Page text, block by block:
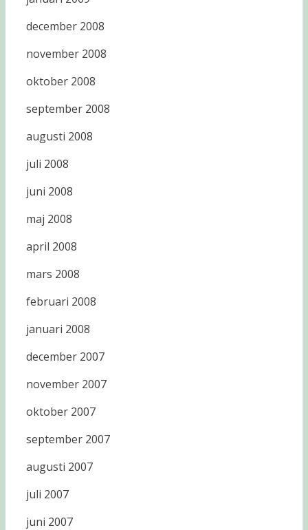
december 2008
november 2008
oktober 2008
september 2008
augusti 2008
juli 2008
juni 2008
maj 2008
april 2008
mars 2008
februari 2008
januari 2008
december 2007
november 2007
oktober 2007
september 2007
augusti 2007
juli 2007
juni 2007